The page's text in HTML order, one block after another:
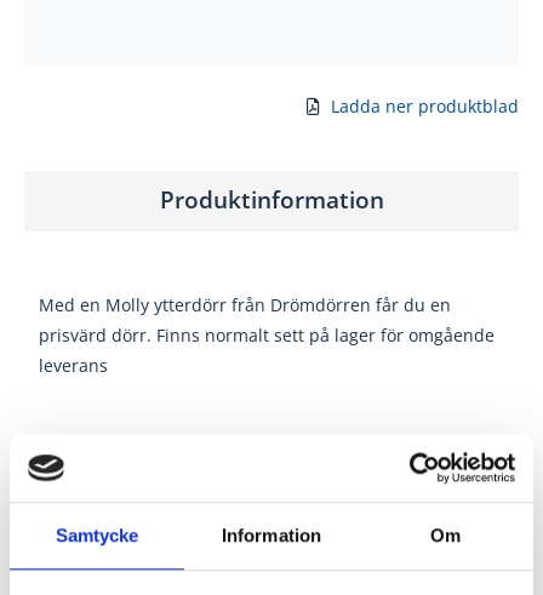
Samtycke Information Om
Ladda ner produktblad
Produktinformation
Med en Molly ytterdörr från Drömdörren får du en
prisvärd dörr. Finns normalt sett på lager för omgående
leverans